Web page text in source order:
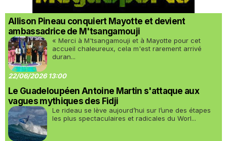
Allison Pineau conquiert Mayotte et devient
ambassadrice de M'tsangamouji
« Merci à M'tsangamouji et à Mayotte pour cet
accueil chaleureux, cela m'est rarement arrivé
duran...
22/06/2026 13:00
Le Guadeloupéen Antoine Martin s'attaque aux
vagues mythiques des Fidji
Le rideau se lève aujourd’hui sur l’une des étapes
les plus spectaculaires et radicales du Worl...